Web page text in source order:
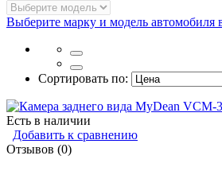
Выберите марку и модель автомобиля
Сортировать по:
Есть в наличии
Добавить к сравнению
Отзывов (0)